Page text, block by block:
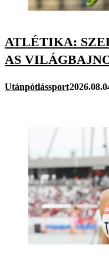
ATLÉTIKA:
AS
Utánpótlássport